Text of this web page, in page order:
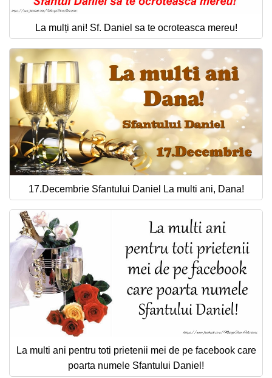
La mulți ani! Sf. Daniel sa te ocroteasca mereu!
17.Decembrie Sfantului Daniel La multi ani, Dana!
La multi ani pentru toti prietenii mei de pe facebook care
poarta numele Sfantului Daniel!